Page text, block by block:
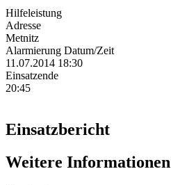
Hilfeleistung
Adresse
Metnitz
Alarmierung Datum/Zeit
11.07.2014 18:30
Einsatzende
20:45
Einsatzbericht
Weitere Informationen